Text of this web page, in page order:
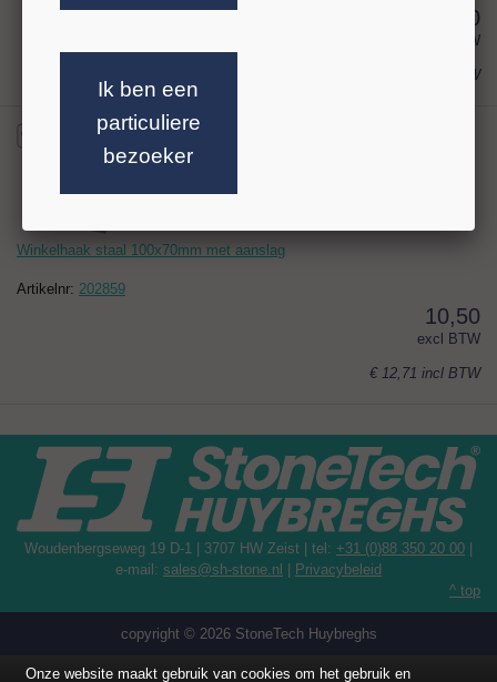
15,00
excl BTW
incl BTW
Winkelhaak staal 100x70mm met aanslag
Artikelnr: 202859
10,50
excl BTW
€ 12,71 incl BTW
Woudenbergseweg 19 D-1 | 3707 HW Zeist | tel: +31 (0)88 350 20 00
e-mail: sales@sh-stone.nl
Privacybeleid
^ top
copyright © 2026 StoneTech Huybreghs
Ik ben een
particuliere
bezoeker
Onze website maakt gebruik van cookies om het gebruik en